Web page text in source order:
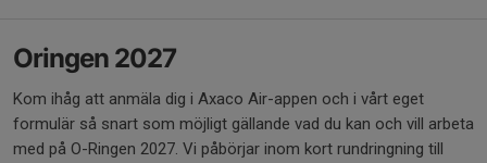
Oringen 2027
Kom ihåg att anmäla dig i Axaco Air-appen och i vårt eget
formulär så snart som möjligt gällande vad du kan och vill arbeta
med på O-Ringen 2027. Vi påbörjar inom kort rundringning till